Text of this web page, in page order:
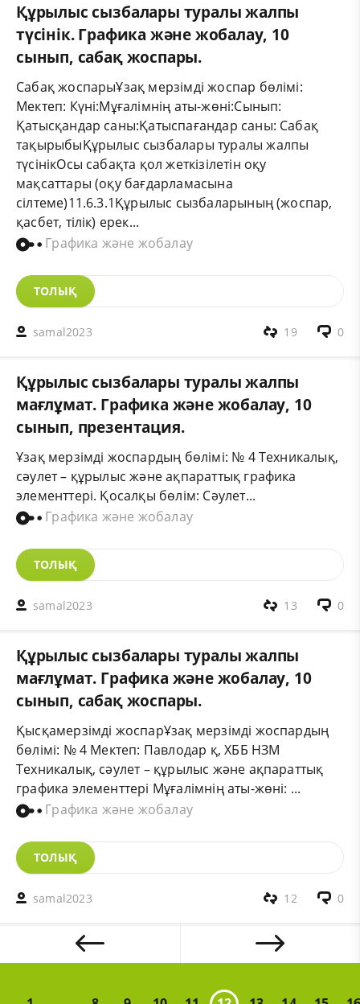
Құрылыс сызбалары туралы жалпы
түсінік. Графика және жобалау, 10
сынып, сабақ жоспары.
Сабақ жоспарыҰзақ мерзімді жоспар бөлімі:
Мектеп: Күні:Мұғалімнің аты-жөні:Сынып:
Қатысқандар саны:Қатыспағандар саны: Сабақ
тақырыбыҚұрылыс сызбалары туралы жалпы
түсінікОсы сабақта қол жеткізілетін оқу
мақсаттары (оқу бағдарламасына
сілтеме)11.6.3.1Құрылыс сызбаларының (жоспар,
қасбет, тілік) ерек...
Графика және жобалау
ТОЛЫҚ
samal2023 0
19
Құрылыс сызбалары туралы жалпы
мағлұмат. Графика және жобалау, 10
сынып, презентация.
Ұзақ мерзімді жоспардың бөлімі: № 4 Техникалық,
сәулет – құрылыс және ақпараттық графика
элементтері. Қосалқы бөлім: Сәулет...
Графика және жобалау
ТОЛЫҚ
samal2023 0
13
Құрылыс сызбалары туралы жалпы
мағлұмат. Графика және жобалау, 10
сынып, сабақ жоспары.
Қысқамерзімді жоспарҰзақ мерзімді жоспардың
бөлімі: № 4 Мектеп: Павлодар қ, ХББ НЗМ
Техникалық, сәулет – құрылыс және ақпараттық
графика элементтері Мұғалімнің аты-жөні: ...
Графика және жобалау
ТОЛЫҚ
samal2023 0
12